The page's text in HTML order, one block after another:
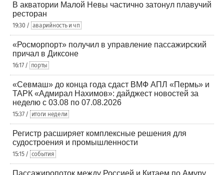
В акватории Малой Невы частично затонул плавучий
ресторан
19:30 / аварийность и чп
«Росморпорт» получил в управление пассажирский
причал в Диксоне
16:17 / порты
«Севмаш» до конца года сдаст ВМФ АПЛ «Пермь» и
ТАРК «Адмирал Нахимов»: дайджест новостей за
неделю с 03.08 по 07.08.2026
15:37 / итоги недели
Регистр расширяет комплексные решения для
судостроения и промышленности
15:15 / события
Пассажиропоток между Россией и Китаем по Амуру